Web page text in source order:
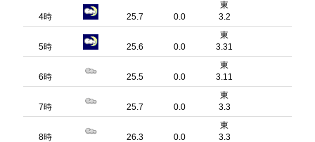
4時 25.7 0.0
東
3.2
5時 25.6 0.0
東
3.31
6時 25.5 0.0
東
3.11
7時 25.7 0.0
東
3.3
8時 26.3 0.0
東
3.3